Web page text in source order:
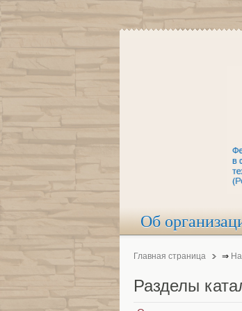
Об
Главная страница ⇒
Разделы